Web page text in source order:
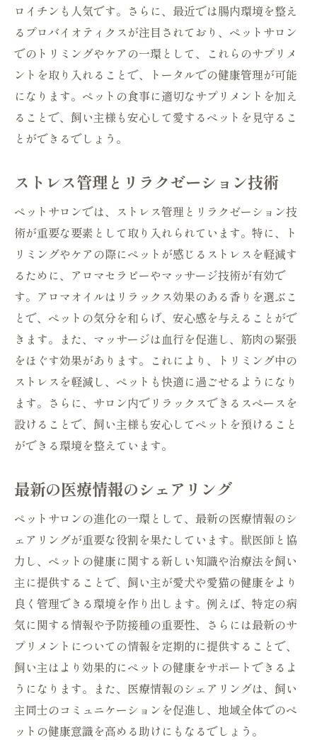
ロイチンも人気です。さらに、最近では腸内環境を整え
るプロバイオティクスが注目されており、ペットサロン
でのトリミングやケアの一環として、これらのサプリメ
ントを取り入れることで、トータルでの健康管理が可能
になります。ペットの食事に適切なサプリメントを加え
ることで、飼い主様も安心して愛するペットを見守るこ
とができるでしょう。
ストレス管理とリラクゼーション技術
ペットサロンでは、ストレス管理とリラクゼーション技
術が重要な要素として取り入れられています。特に、ト
リミングやケアの際にペットが感じるストレスを軽減す
るために、アロマセラピーやマッサージ技術が有効で
す。アロマオイルはリラックス効果のある香りを選ぶこ
とで、ペットの気分を和らげ、安心感を与えることがで
きます。また、マッサージは血行を促進し、筋肉の緊張
をほぐす効果があります。これにより、トリミング中の
ストレスを軽減し、ペットも快適に過ごせるようになり
ます。さらに、サロン内でリラックスできるスペースを
設けることで、飼い主様も安心してペットを預けること
ができる環境を整えています。
最新の医療情報のシェアリング
ペットサロンの進化の一環として、最新の医療情報のシ
ェアリングが重要な役割を果たしています。獣医師と協
力し、ペットの健康に関する新しい知識や治療法を飼い
主に提供することで、飼い主が愛犬や愛猫の健康をより
良く管理できる環境を作り出します。例えば、特定の病
気に関する情報や予防接種の重要性、さらには最新のサ
プリメントについての情報を定期的に提供することで、
飼い主はより効果的にペットの健康をサポートできるよ
うになります。また、医療情報のシェアリングは、飼い
主同士のコミュニケーションを促進し、地域全体でのペ
ットの健康意識を高める助けにもなるでしょう。